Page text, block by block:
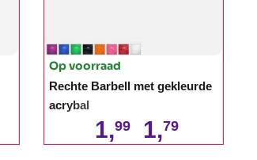
Op voorraad
Rechte Barbell met gekleurde
acrybal
1,99 1,79